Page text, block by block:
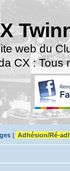
web du
CX : Tous
| Adhésion/Ré-